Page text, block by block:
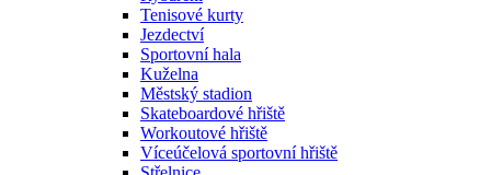
Tenisové kurty
Jezdectví
Sportovní hala
Kuželna
Městský stadion
Skateboardové hřiště
Workoutové hřiště
Víceúčelová sportovní hřiště